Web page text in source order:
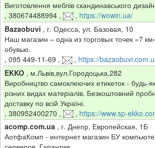
Виготовлення меблів скандинавського
, 380674488994, , https://wowin.ua/
Bazaobuvi , г. Одесса, ул. Базовая, 10
Наш магазин – одна из торговых точек «7
обувью.
, 095 449-11-69 , , https://
EKKO, м.Львів,вул.Городоцька,282
Виробництво самоклеючих етикеток - будь-
різних видах матеріалів. Безкоштовний
доставку по всій Україні.
, 380952400270 , , https://www.sp-
acomp.com.ua, г. Днепр, Европейская, 1Б
АотфаКомп - интернет магазин БУ